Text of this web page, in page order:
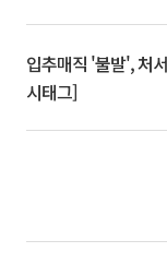
입추매직 '불발', 처
시태그]